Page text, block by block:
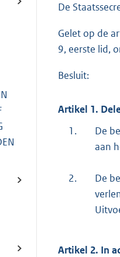
De
Gelet op de
9, eerste lid,
Besluit:
Artikel 1.
1.
De
aan
2.
De
Artikel 2. In